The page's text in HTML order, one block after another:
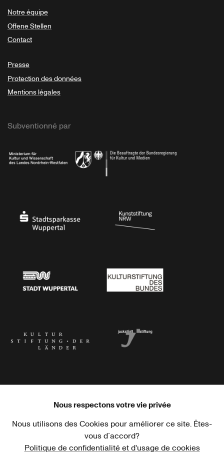
Notre équipe
Offene Stellen
Contact
Presse
Protection des données
Mentions légales
Subventionné par
Haus der Kulturen der Welt Goethe-Institut
Nous respectons votre vie privée
Nous utilisons des Cookies pour améliorer ce site. Êtes-
vous d´accord?
Politique de confidentialité et d'usage de cookies